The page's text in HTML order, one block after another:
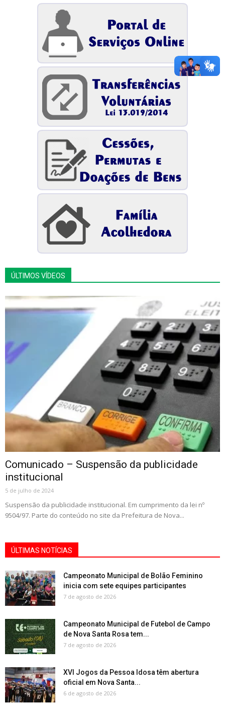
ÚLTIMOS VÍDEOS
Comunicado – Suspensão da publicidade
institucional
5 de julho de 2024
Suspensão da publicidade institucional. Em cumprimento da lei nº
9504/97. Parte do conteúdo no site da Prefeitura de Nova...
ÚLTIMAS NOTÍCIAS
Campeonato Municipal de Bolão Feminino
inicia com sete equipes participantes
7 de agosto de 2026
Campeonato Municipal de Futebol de Campo
de Nova Santa Rosa tem...
7 de agosto de 2026
XVI Jogos da Pessoa Idosa têm abertura
oficial em Nova Santa...
6 de agosto de 2026